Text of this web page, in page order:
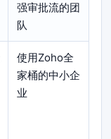
强审批流的团
队
使用Zoho全
家桶的中小企
业